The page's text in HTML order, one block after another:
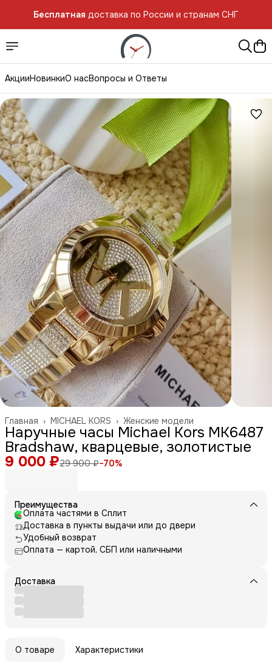
Бесплатная доставка по России и странам СНГ
доставка по России и странам СНГ
АкцииНовинкиО насВопросы и Ответы
Женские модели
MICHAEL KORS ›
Главная ›
Наручные часы Michael Kors MK6487
Bradshaw, кварцевые, золотистые
9 000 ₽29 900 ₽−70%
Преимущества
Оплата частями в Сплит
Доставка в пункты выдачи или до двери
Удобный возврат
Оплата — картой, СБП или наличными
Доставка
О товаре Характеристики